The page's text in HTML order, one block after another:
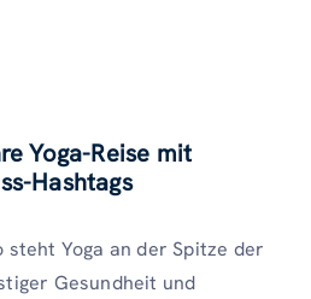
Yoga-Reise mit
Hashtags
steht Yoga an der Spitze der
Gesundheit und